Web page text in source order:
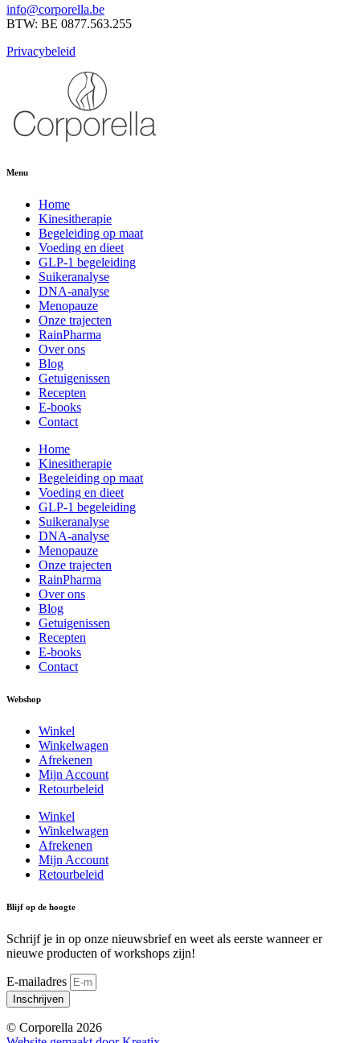
info@corporella.be
BTW: BE 0877.563.255
Privacybeleid
Menu
Home
Kinesitherapie
Begeleiding op maat
Voeding en dieet
GLP-1 begeleiding
Suikeranalyse
DNA-analyse
Menopauze
Onze trajecten
RainPharma
Over ons
Blog
Getuigenissen
Recepten
E-books
Contact
Home
Kinesitherapie
Begeleiding op maat
Voeding en dieet
GLP-1 begeleiding
Suikeranalyse
DNA-analyse
Menopauze
Onze trajecten
RainPharma
Over ons
Blog
Getuigenissen
Recepten
E-books
Contact
Webshop
Winkel
Winkelwagen
Afrekenen
Mijn Account
Retourbeleid
Winkel
Winkelwagen
Afrekenen
Mijn Account
Retourbeleid
Blijf op de hoogte
Schrijf je in op onze nieuwsbrief en weet als eerste wanneer er
nieuwe producten of workshops zijn!
E-mailadres
Inschrijven
© Corporella 2026